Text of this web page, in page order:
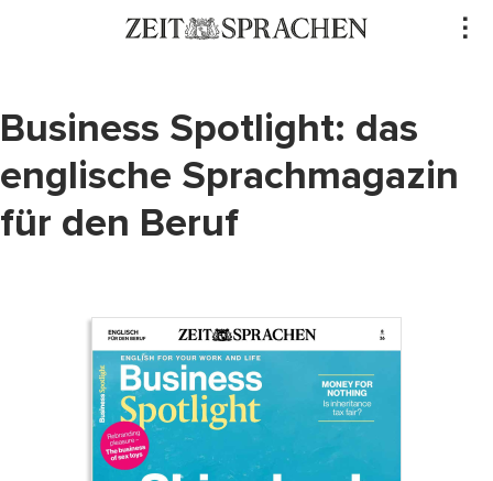
Business Spotlight: das
englische Sprachmagazin
für den Beruf